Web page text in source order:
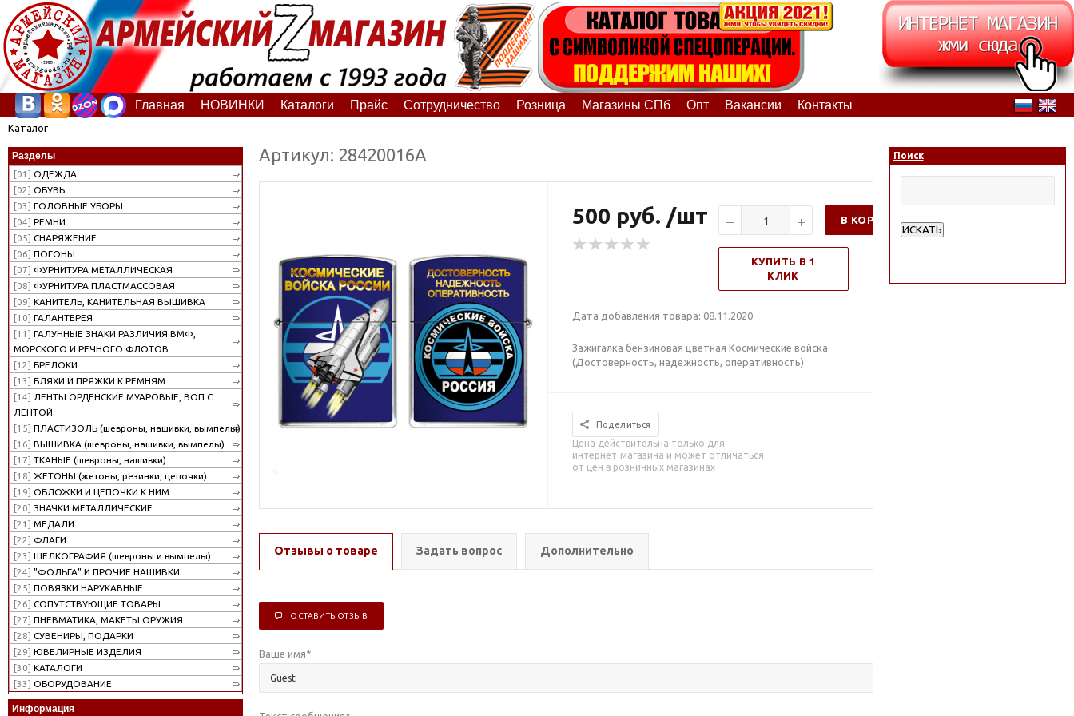
Главная НОВИНКИ Каталоги Прайс Сотрудничество Розница Магазины СПб Опт Вакансии Контакты
Каталог
Разделы
[01] ОДЕЖДА
[02] ОБУВЬ
[03] ГОЛОВНЫЕ УБОРЫ
[04] РЕМНИ
[05] СНАРЯЖЕНИЕ
[06] ПОГОНЫ
[07] ФУРНИТУРА МЕТАЛЛИЧЕСКАЯ
[08] ФУРНИТУРА ПЛАСТМАССОВАЯ
[09] КАНИТЕЛЬ, КАНИТЕЛЬНАЯ ВЫШИВКА
[10] ГАЛАНТЕРЕЯ
[11] ГАЛУННЫЕ ЗНАКИ РАЗЛИЧИЯ ВМФ,
МОРСКОГО И РЕЧНОГО ФЛОТОВ
[12] БРЕЛОКИ
[13] БЛЯХИ И ПРЯЖКИ К РЕМНЯМ
[14] ЛЕНТЫ ОРДЕНСКИЕ МУАРОВЫЕ, ВОП С
ЛЕНТОЙ
[15] ПЛАСТИЗОЛЬ (шевроны, нашивки, вымпелы)
[16] ВЫШИВКА (шевроны, нашивки, вымпелы)
[17] ТКАНЫЕ (шевроны, нашивки)
[18] ЖЕТОНЫ (жетоны, резинки, цепочки)
[19] ОБЛОЖКИ И ЦЕПОЧКИ К НИМ
[20] ЗНАЧКИ МЕТАЛЛИЧЕСКИЕ
[21] МЕДАЛИ
[22] ФЛАГИ
[23] ШЕЛКОГРАФИЯ (шевроны и вымпелы)
[24] "ФОЛЬГА" И ПРОЧИЕ НАШИВКИ
[25] ПОВЯЗКИ НАРУКАВНЫЕ
[26] СОПУТСТВУЮЩИЕ ТОВАРЫ
[27] ПНЕВМАТИКА, МАКЕТЫ ОРУЖИЯ
[28] СУВЕНИРЫ, ПОДАРКИ
[29] ЮВЕЛИРНЫЕ ИЗДЕЛИЯ
[30] КАТАЛОГИ
[33] ОБОРУДОВАНИЕ
Информация
Артикул: 28420016А
500 руб. /шт В КОРЗИНУ
КУПИТЬ В 1
КЛИК
Дата добавления товара: 08.11.2020
Зажигалка бензиновая цветная Космические войска
(Достоверность, надежность, оперативность)
Поделиться
Цена действительна только для
интернет-магазина и может отличаться
от цен в розничных магазинах
Отзывы о товаре Задать вопрос Дополнительно
ОСТАВИТЬ ОТЗЫВ
Ваше имя*
Поиск
ИСКАТЬ